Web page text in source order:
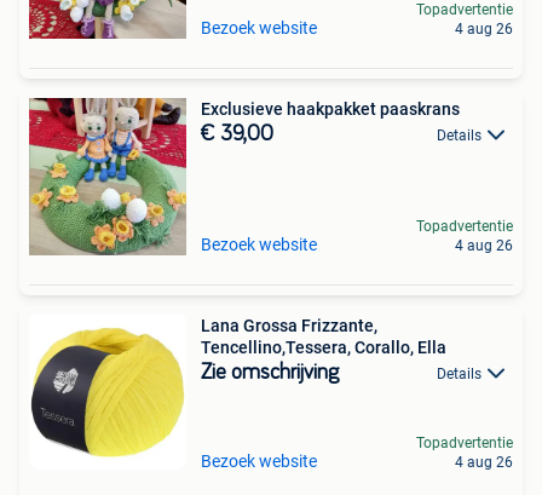
Bezoek website
Topadvertentie
4 aug 26
Exclusieve haakpakket paaskrans
€ 39,00 Details
Bezoek website
Topadvertentie
4 aug 26
Lana Grossa Frizzante,
Tencellino,Tessera, Corallo, Ella
Zie omschrijving Details
Bezoek website
Topadvertentie
4 aug 26